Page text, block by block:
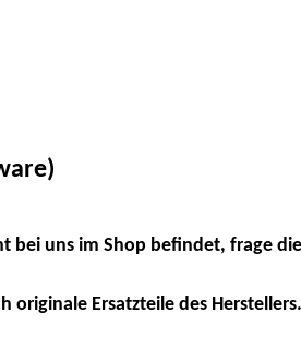
uns im Shop befindet, frage
originale Ersatzteile des Herstellers.